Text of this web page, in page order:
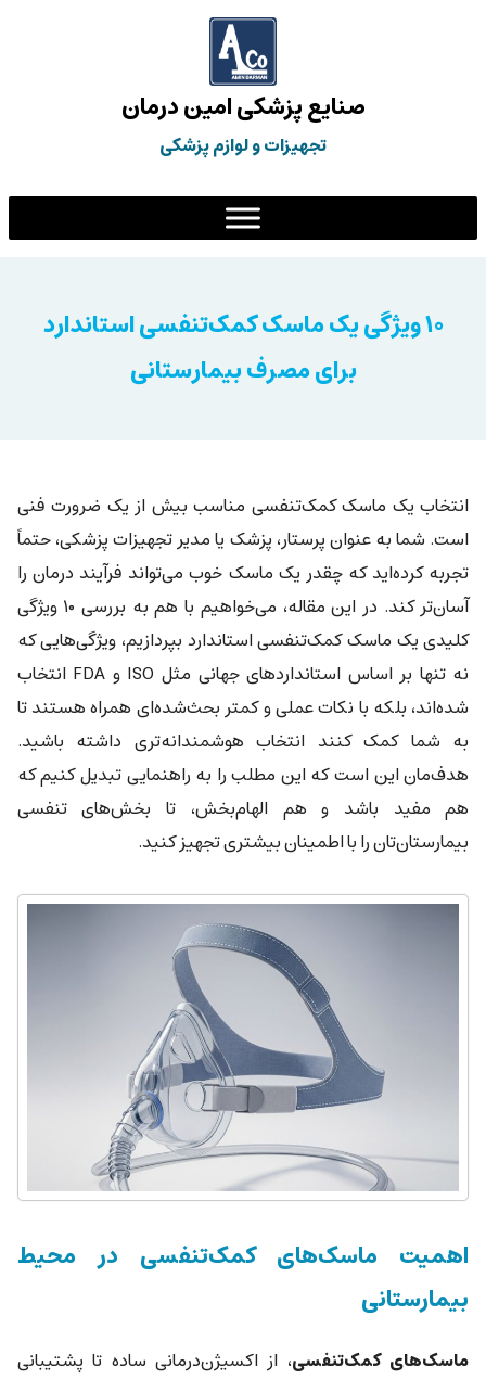
صنایع پزشکی امین درمان
تجهیزات و لوازم پزشکی
۱۰ ویژگی یک ماسک کمک‌تنفسی استاندارد
برای مصرف بیمارستانی
انتخاب یک ماسک کمک‌تنفسی مناسب بیش از یک ضرورت فنی
است. شما به عنوان پرستار، پزشک یا مدیر تجهیزات پزشکی، حتماً
تجربه کرده‌اید که چقدر یک ماسک خوب می‌تواند فرآیند درمان را
آسان‌تر کند. در این مقاله، می‌خواهیم با هم به بررسی ۱۰ ویژگی
کلیدی یک ماسک کمک‌تنفسی استاندارد بپردازیم، ویژگی‌هایی که
نه تنها بر اساس استانداردهای جهانی مثل ISO و FDA انتخاب
شده‌اند، بلکه با نکات عملی و کمتر بحث‌شده‌ای همراه هستند تا
به شما کمک کنند انتخاب هوشمندانه‌تری داشته باشید.
هدف‌مان این است که این مطلب را به راهنمایی تبدیل کنیم که
هم مفید باشد و هم الهام‌بخش، تا بخش‌های تنفسی
بیمارستان‌تان را با اطمینان بیشتری تجهیز کنید.
اهمیت ماسک‌های کمک‌تنفسی در محیط
بیمارستانی
ماسک‌های کمک‌تنفسی، از اکسیژن‌درمانی ساده تا پشتیبانی